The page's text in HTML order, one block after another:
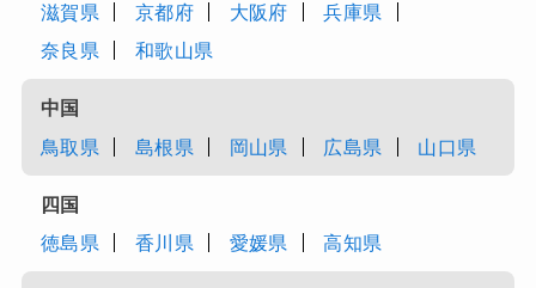
滋賀県
京都府 大阪府
兵庫県
奈良県
和歌山県
中国
鳥取県
島根県 岡山県 広島県 山口県
四国
徳島県
香川県 愛媛県 高知県